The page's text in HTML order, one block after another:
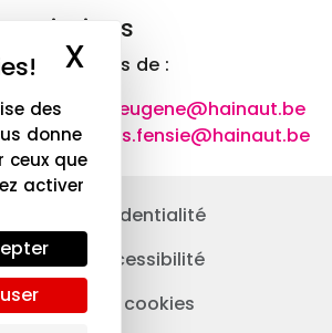
des
donne
ceux que
activer
X Masquer le
auprès de :
23 –
julie.eugene@hainaut.be
21 13 – anais.fensie@hainaut.be
de confidentialité
d’accessibilité
des cookies